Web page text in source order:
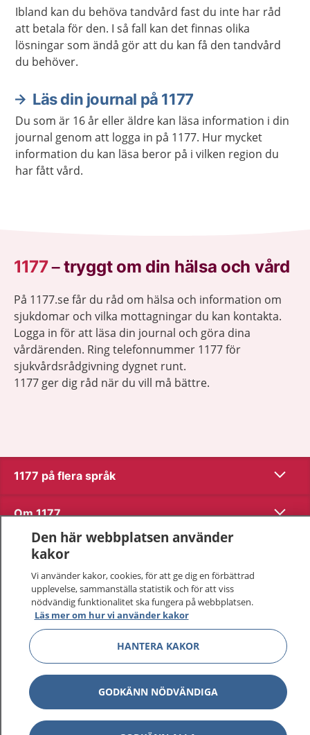
Ibland kan du behöva tandvård fast du inte har råd
att betala för den. I så fall kan det finnas olika
lösningar som ändå gör att du kan få den tandvård
du behöver.
Läs din journal på 1177
Du som är 16 år eller äldre kan läsa information i din
journal genom att logga in på 1177. Hur mycket
information du kan läsa beror på i vilken region du
har fått vård.
1177–tryggt om din hälsa och vård
På 1177.se får du råd om hälsa och information om
sjukdomar och vilka mottagningar du kan kontakta.
Logga in för att läsa din journal och göra dina
vårdärenden. Ring telefonnummer 1177 för
sjukvårdsrådgivning dygnet runt.
1177 ger dig råd när du vill må bättre.
1177 på flera språk Visa
Om 1177 Visa
Kontakt
Behandling av personuppgifter
Hantering av kakor
Inställningar för kakor
1177 – en tjänst frånInera.
Den här webbplatsen använder
kakor
Vi använder kakor, cookies, för att ge dig en förbättrad
upplevelse, sammanställa statistik och för att viss
nödvändig funktionalitet ska fungera på webbplatsen.
Läs mer om hur vi använder kakor
HANTERA KAKOR
GODKÄNN NÖDVÄNDIGA